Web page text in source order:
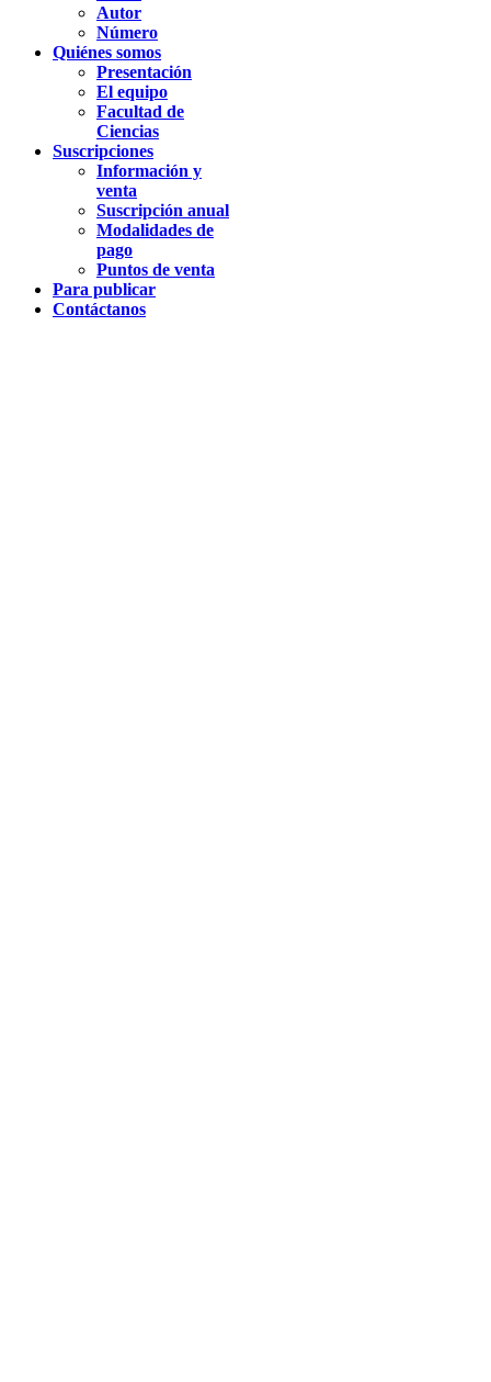
Autor
Número
Quiénes somos
Presentación
El equipo
Facultad de
Ciencias
Suscripciones
Información y
venta
Suscripción anual
Modalidades de
pago
Puntos de venta
Para publicar
Contáctanos